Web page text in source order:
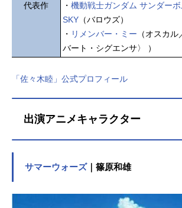
代表作
・ 機動戦士ガンダム サンダー
SKY （バロウズ）
・ リメンバー・ミー （オスカ
バート・シグエンサ〉 ）
「佐々木睦」公式プロフィール
出演アニメキャラクター
サマーウォーズ｜篠原和雄